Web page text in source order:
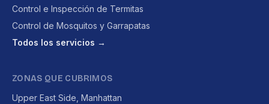
Control e Inspección de Termitas
Control de Mosquitos y Garrapatas
Todos los servicios →
ZONAS QUE CUBRIMOS
Upper East Side, Manhattan